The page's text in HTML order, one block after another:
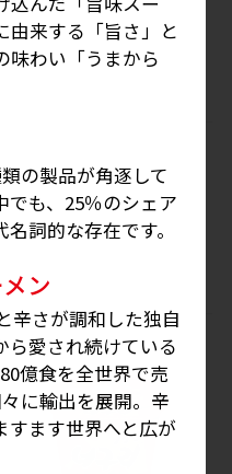
由来する「旨さ」と
味わい「うまから
の製品が角逐して
でも、25％のシェア
詞的な存在です。
ン
辛さが調和した独自
ら愛され続けている
億食を全世界で売
に輸出を展開。辛
すます世界へと広が